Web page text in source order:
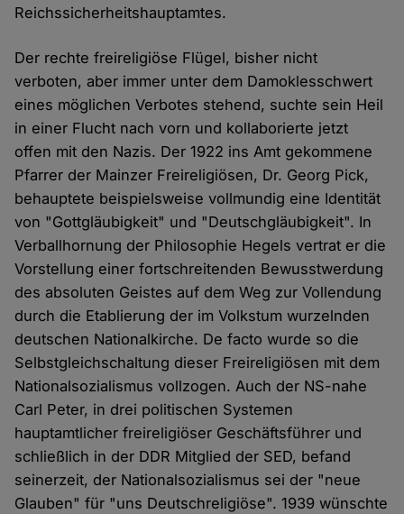
Reichssicherheitshauptamtes.
Der rechte freireligiöse Flügel, bisher nicht
verboten, aber immer unter dem Damoklesschwert
eines möglichen Verbotes stehend, suchte sein Heil
in einer Flucht nach vorn und kollaborierte jetzt
offen mit den Nazis. Der 1922 ins Amt gekommene
Pfarrer der Mainzer Freireligiösen, Dr. Georg Pick,
behauptete beispielsweise vollmundig eine Identität
von "Gottgläubigkeit" und "Deutschgläubigkeit". In
Verballhornung der Philosophie Hegels vertrat er die
Vorstellung einer fortschreitenden Bewusstwerdung
des absoluten Geistes auf dem Weg zur Vollendung
durch die Etablierung der im Volkstum wurzelnden
deutschen Nationalkirche. De facto wurde so die
Selbstgleichschaltung dieser Freireligiösen mit dem
Nationalsozialismus vollzogen. Auch der NS-nahe
Carl Peter, in drei politischen Systemen
hauptamtlicher freireligiöser Geschäftsführer und
schließlich in der DDR Mitglied der SED, befand
seinerzeit, der Nationalsozialismus sei der "neue
Glauben" für "uns Deutschreligiöse". 1939 wünschte